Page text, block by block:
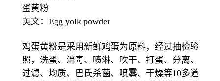
蛋黄粉
英文：Egg yolk powder
鸡蛋黄粉是采用新鲜鸡蛋为原料，经过抽检验
照，洗蛋、消毒、喷淋、吹干、打蛋、分离、
过滤、均质、巴氏杀菌、喷雾、干燥等10多道